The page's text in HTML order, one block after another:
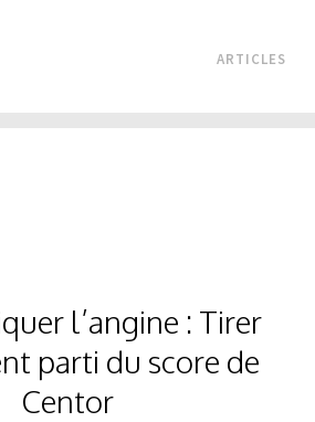
ARTICLES
l’angine : Tirer
parti du score de
Centor